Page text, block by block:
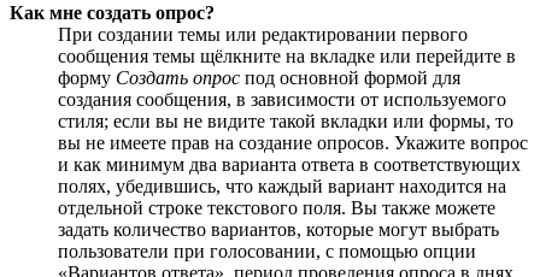
Как мне создать опрос?
При создании темы или редактировании первого
сообщения темы щёлкните на вкладке или перейдите в
форму Создать опрос под основной формой для
создания сообщения, в зависимости от используемого
стиля; если вы не видите такой вкладки или формы, то
вы не имеете прав на создание опросов. Укажите вопрос
и как минимум два варианта ответа в соответствующих
полях, убедившись, что каждый вариант находится на
отдельной строке текстового поля. Вы также можете
задать количество вариантов, которые могут выбрать
пользователи при голосовании, с помощью опции
«Вариантов ответа», период проведения опроса в днях